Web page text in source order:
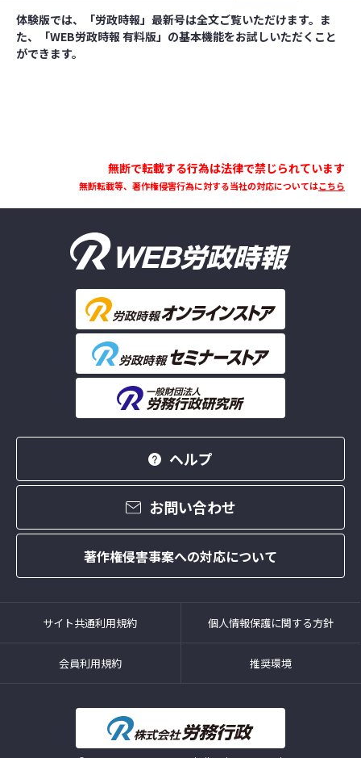
体験版では、「労政時報」最新号は全文ご覧いただけます。ま
た、「WEB労政時報 有料版」の基本機能をお試しいただくこと
ができます。
無断で転載する行為は法律で禁じられています
無断転載等、著作権侵害行為に対する当社の対応についてはこちら
ヘルプ
お問い合わせ
著作権侵害事案への対応について
サイト共通利用規約 個人情報保護に関する方針
会員利用規約 推奨環境